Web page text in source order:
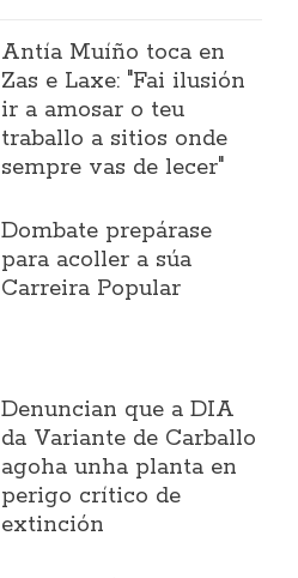
Antía Muíño toca en
Zas e Laxe: "Fai ilusión
ir a amosar o teu
traballo a sitios onde
sempre vas de lecer"
Dombate prepárase
para acoller a súa
Carreira Popular
Denuncian que a DIA
da Variante de Carballo
agoha unha planta en
perigo crítico de
extinción